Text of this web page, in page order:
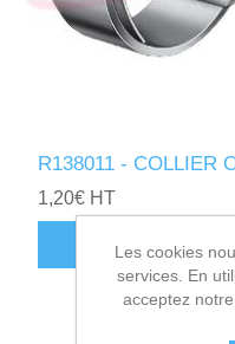
R138011 - COLLIER
1,20€ HT
AJOUTER AU
Les cookies
services. En
acceptez